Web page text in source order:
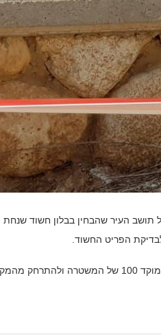
תושב העיר שהבחין בבלון חשוד שנחת
הפריט החשוד.
במשטרה שבים ומזכירים לציבור לגלות אחריות ולדווח על כל חפץ חשוד, לרבות עפיפונים ובלונים, למוקד 100 של המשטרה